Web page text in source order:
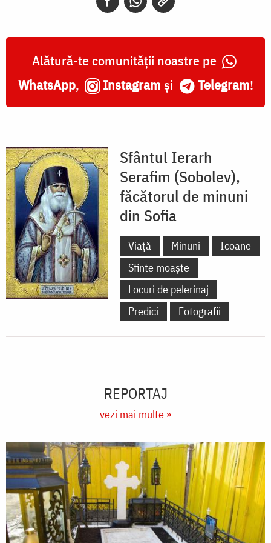
Sobolev,
bisericii
ruse
„Sfântul
Nicolae”
din
Sofia
Alătură-te comunității noastre pe
WhatsApp, Instagram și Telegram!
Sfântul Ierarh
Serafim (Sobolev),
făcătorul de minuni
din Sofia
Viață Minuni
Icoane
Sfinte moaște
Locuri de pelerinaj
Predici
Fotografii
REPORTAJ
vezi mai multe »